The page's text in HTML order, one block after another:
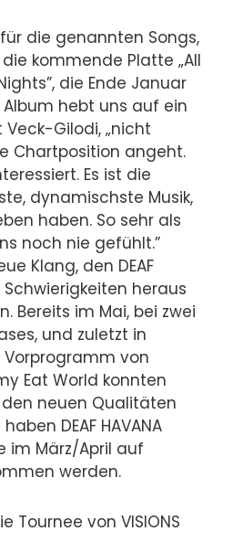
die genannten Songs,
kommende Platte „All
die Ende Januar
Album hebt uns auf ein
Veck-Gilodi, „nicht
Chartposition angeht.
Es ist die
dynamischste Musik,
haben. So sehr als
noch nie gefühlt.”
Klang, den DEAF
Schwierigkeiten heraus
Bereits im Mai, bei zwei
und zuletzt in
von
Eat World konnten
neuen Qualitäten
DEAF HAVANA
im März/April auf
werden.
Tournee von VISIONS